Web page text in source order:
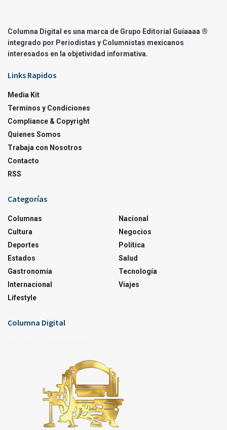
Columna Digital es una marca de Grupo Editorial Guíaaaa ®
integrado por Periodistas y Columnistas mexicanos
interesados en la objetividad informativa.
Links Rapidos
Media Kit
Terminos y Condiciones
Compliance & Copyright
Quienes Somos
Trabaja con Nosotros
Contacto
RSS
Categorías
Columnas
Cultura
Deportes
Estados
Gastronomía
Internacional
Lifestyle
Nacional
Negocios
Política
Salud
Tecnología
Viajes
Columna Digital